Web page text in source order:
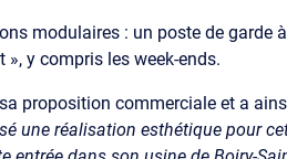
modulaires : un poste de garde
y compris les week-ends.
proposition commerciale et a
une réalisation esthétique pour